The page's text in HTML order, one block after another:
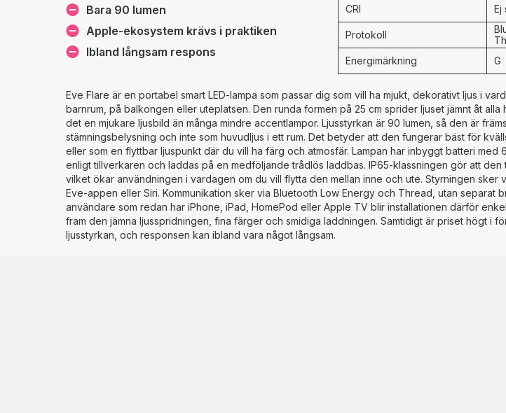
Bara 90 lumen
Apple-ekosystem krävs i praktiken
Ibland långsam respons
CRI Ej
Protokoll
Energimärkning
G
Eve Flare är en portabel smart LED-lampa som passar dig som vill ha mjukt, dekorativt ljus i
barnrum, på balkongen eller uteplatsen. Den runda formen på 25 cm sprider ljuset jämnt åt alla
det en mjukare ljusbild än många mindre accentlampor. Ljusstyrkan är 90 lumen, så den är
stämningsbelysning och inte som huvudljus i ett rum. Det betyder att den fungerar bäst för
eller som en flyttbar ljuspunkt där du vill ha färg och atmosfär. Lampan har inbyggt batteri med
enligt tillverkaren och laddas på en medföljande trådlös laddbas. IP65-klassningen gör att den
vilket ökar användningen i vardagen om du vill flytta den mellan inne och ute. Styrningen sker
Eve-appen eller Siri. Kommunikation sker via Bluetooth Low Energy och Thread, utan separat
användare som redan har iPhone, iPad, HomePod eller Apple TV blir installationen därför
fram den jämna ljusspridningen, fina färger och smidiga laddningen. Samtidigt är priset högt i
ljusstyrkan, och responsen kan ibland vara något långsam.